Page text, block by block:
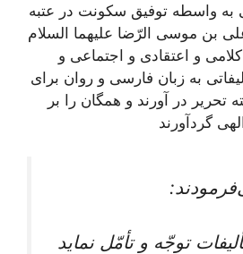
به واسطه توفيق سكونت در عتبه
بن موسى الرّضا علیهما السلام
و اعتقادى و اجتماعى و
به زبان فارسى و روان براى
تحرير در آورند و همگان را بر
گردآورند
توجّه و تأمّل نمايد